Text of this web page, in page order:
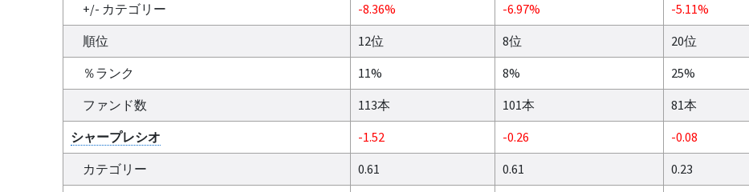
+/- カテゴリー
-8.36% -6.97% -5.11%
順位
12位 8位 20位
％ランク
11% 8% 25%
ファンド数
113本 101本 81本
シャープレシオ
-1.52 -0.26 -0.08
カテゴリー
0.61 0.61 0.23